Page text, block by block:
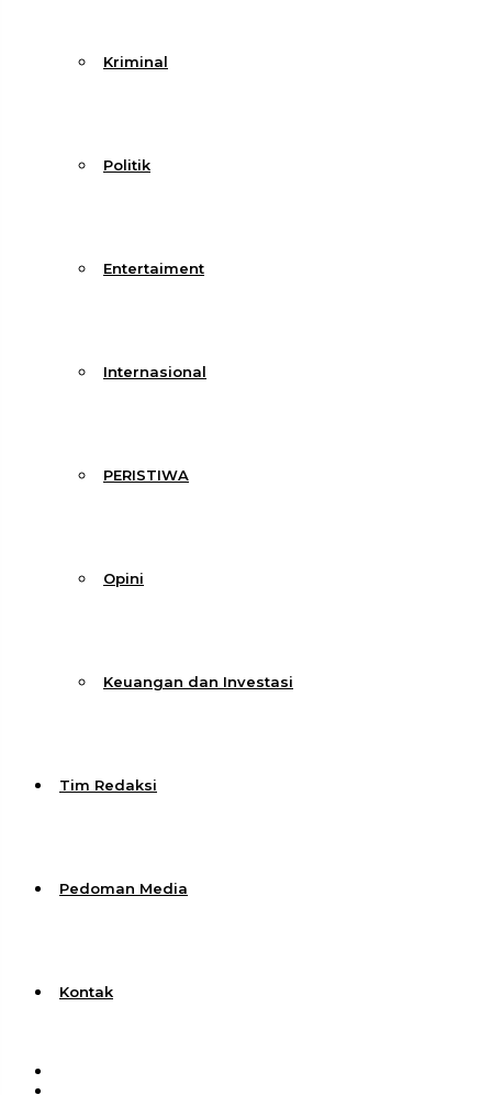
Kriminal
Politik
Entertaiment
Internasional
PERISTIWA
Opini
Keuangan dan Investasi
Tim Redaksi
Pedoman Media
Kontak